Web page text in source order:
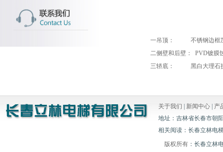
一吊顶： 不锈钢边框加
二侧壁和后壁： PVD镀膜
三轿底： 黑白大理石
关于我们 新闻中心
产
地址：吉林省长春市朝
相关阅读：长春立林电
版权所有 ：长春立